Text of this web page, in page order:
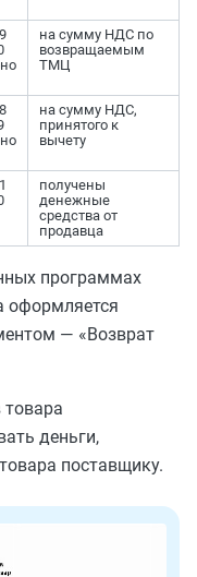
на сумму НДС по
возвращаемым
ТМЦ
на сумму НДС,
принятого к
вычету
получены
денежные
средства от
продавца
программах
оформляется
— «Возврат
товара
деньги,
поставщику.